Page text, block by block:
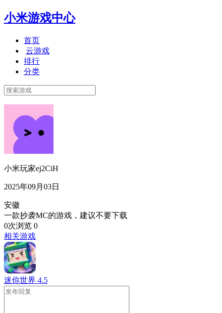
小米游戏中心
首页
云游戏
排行
分类
小米玩家ej2CiH
2025年09月03日
安徽
一款抄袭MC的游戏，建议不要下载
0次浏览 0
相关游戏
迷你世界 4.5